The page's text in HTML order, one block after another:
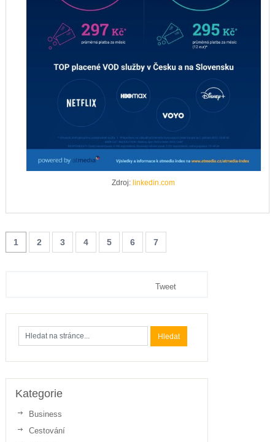
Zdroj: linkedin.com
1 2 3 4 5 6 7
Tweet
Kategorie
Business
Cestování